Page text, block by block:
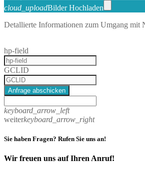
cloud_uploadBilder Hochladen
Detallierte Informationen zum Umgang mit
hp-field
GCLID
Anfrage abschicken
keyboard_arrow_left
weiterkeyboard_arrow_right
Sie haben Fragen? Rufen Sie uns an!
Wir freuen uns auf Ihren Anruf!